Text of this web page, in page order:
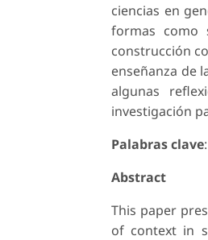
ciencias en
formas como
construcción
enseñanza de
algunas
investigación
Palabras clave
Abstract
This paper
of context in